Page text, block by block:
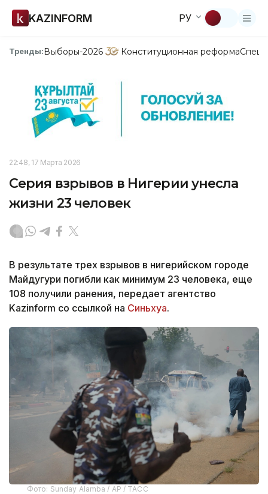
KAZINFORM РУ
Тренды:Выборы-2026 Конституционная реформа
22:48, 17 Марта 2026
Серия взрывов в Нигерии унесла
жизни 23 человек
В результате трех взрывов в нигерийском городе
Майдугури погибли как минимум 23 человека, еще
108 получили ранения, передает агентство
Kazinform со ссылкой на Синьхуа.
Фото: Sunday Alamba / AP / ТАСС